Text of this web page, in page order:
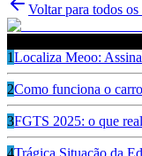
Voltar para todos
1Localiza Meoo:
2Como funciona o
3FGTS 2025: o que
4Trágica Situação da